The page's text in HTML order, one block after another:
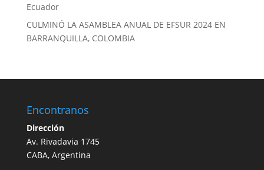
Ecuador
CULMINÓ LA ASAMBLEA ANUAL DE EFSUR 2024 EN
BARRANQUILLA, COLOMBIA
Encontranos
Dirección
Av. Rivadavia 1745
CABA, Argentina